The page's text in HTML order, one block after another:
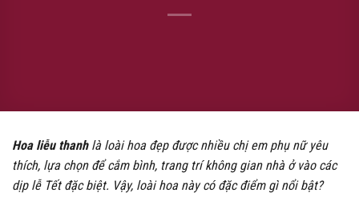
Hoa liễu thanhlà loài hoa đẹp được nhiều chị em phụ nữ yêu
thích, lựa chọn để cắm bình, trang trí không gian nhà ở vào các
dịp lễ Tết đặc biệt. Vậy, loài hoa này có đặc điểm gì nổi bật?